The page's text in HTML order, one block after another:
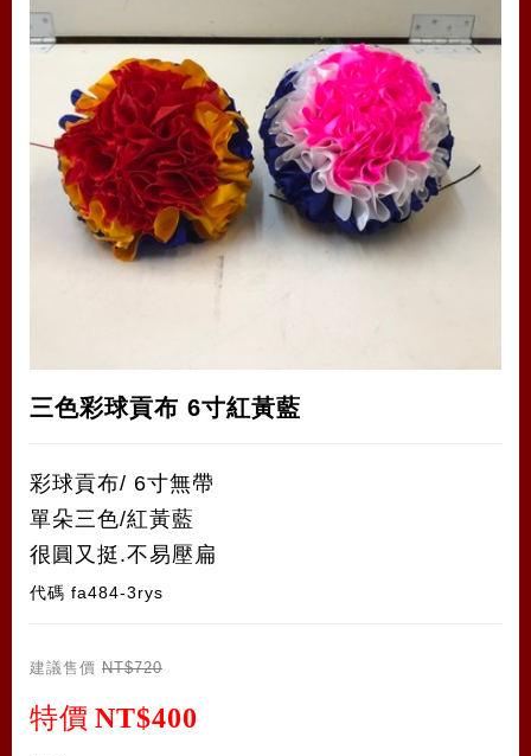
三色彩球貢布 6寸紅黃藍
彩球貢布/ 6寸無帶
單朵三色/紅黃藍
很圓又挺.不易壓扁
代碼 fa484-3rys
建議售價 NT$720
特價 NT$400